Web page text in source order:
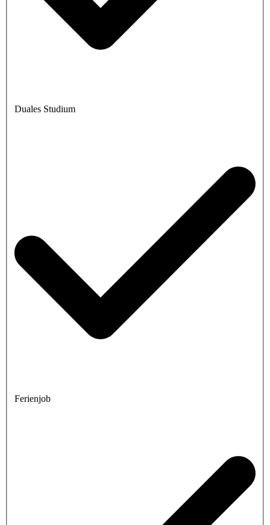
Duales Studium
Ferienjob